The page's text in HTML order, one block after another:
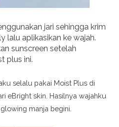
jari sehingga krim
lalu aplikasikan ke wajah.
sunscreen setelah
plus ini.
selalu pakai Moist Plus di
eBright skin. Hasilnya wajahku
manja begini.